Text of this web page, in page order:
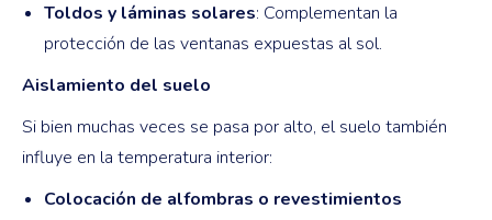
Toldos y láminas solares: Complementan la
protección de las ventanas expuestas al sol.
Aislamiento del suelo
Si bien muchas veces se pasa por alto, el suelo también
influye en la temperatura interior:
Colocación de alfombras o revestimientos